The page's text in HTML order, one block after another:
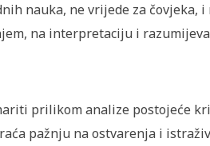
nauka, ne vrijede za čovjeka,
na interpretaciju i
prilikom analize postojeće
pažnju na ostvarenja i